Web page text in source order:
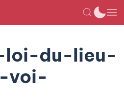
loi-du-lieu-
voi-